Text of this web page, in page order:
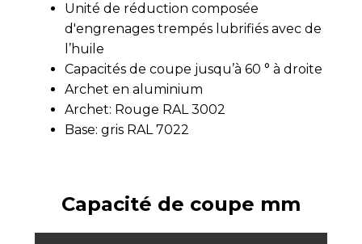
Unité de réduction composée
d'engrenages trempés lubrifiés avec de
l’huile
Capacités de coupe jusqu’à 60 ° à droite
Archet en aluminium
Archet: Rouge RAL 3002
Base: gris RAL 7022
Capacité de coupe mm